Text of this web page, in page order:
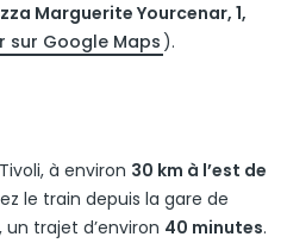
Marguerite Yourcenar, 1,
sur Google Maps ).
à environ 30 km à l’est de
le train depuis la gare de
un trajet d’environ 40 minutes.